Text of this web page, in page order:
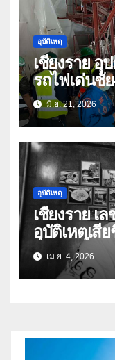
อุบัติเหตุ
เชียงราย
รถไฟเด่นชั
เสียชีวิต 2
มิ.ย. 21, 2026
อุบัติเหตุ
เชียงราย เ
อุบัติเหตุเสี
ร่างเผาที่วัด
เม.ย. 4, 2026